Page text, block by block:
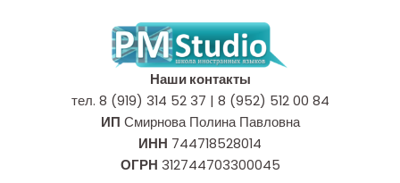
Наши контакты
тел. 8 (919) 314 52 37 | 8 (952) 512 00 84
ИП Смирнова Полина Павловна
ИНН 744718528014
ОГРН 312744703300045